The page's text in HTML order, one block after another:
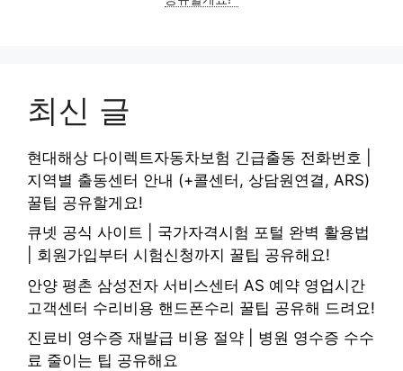
최신 글
현대해상 다이렉트자동차보험 긴급출동 전화번호 |
지역별 출동센터 안내 (+콜센터, 상담원연결, ARS)
꿀팁 공유할게요!
큐넷 공식 사이트 | 국가자격시험 포털 완벽 활용법
| 회원가입부터 시험신청까지 꿀팁 공유해요!
안양 평촌 삼성전자 서비스센터 AS 예약 영업시간
고객센터 수리비용 핸드폰수리 꿀팁 공유해 드려요!
진료비 영수증 재발급 비용 절약 | 병원 영수증 수수
료 줄이는 팁 공유해요